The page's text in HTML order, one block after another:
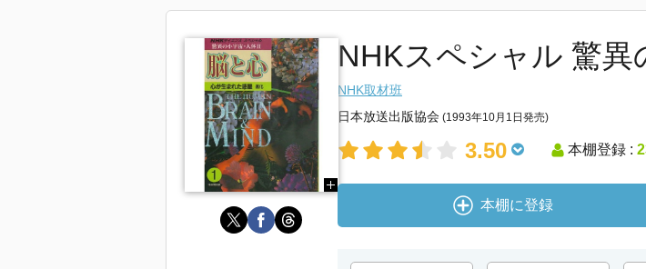
NHKスペシャル 驚異
NHK取材班
日本放送出版協会 (1993年10月1日発売)
3.50 本棚登録 :
本棚に登録